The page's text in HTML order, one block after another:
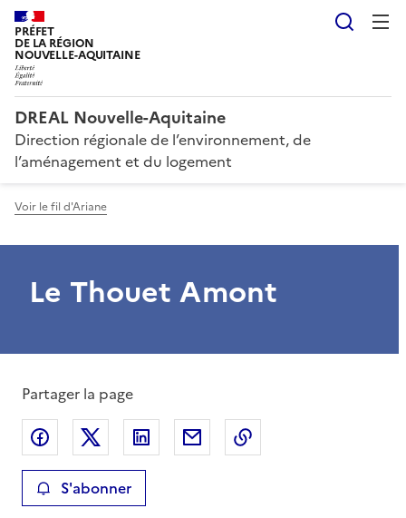
PRÉFET
DE LA RÉGION
NOUVELLE-AQUITAINE
DREAL Nouvelle-Aquitaine
Direction régionale de l’environnement, de
l’aménagement et du logement
Voir le fil d'Ariane
Le Thouet Amont
Partager la page
Partager sur Facebook
Partager sur XPartager sur LinkedIn
Partager par email
S'abonner